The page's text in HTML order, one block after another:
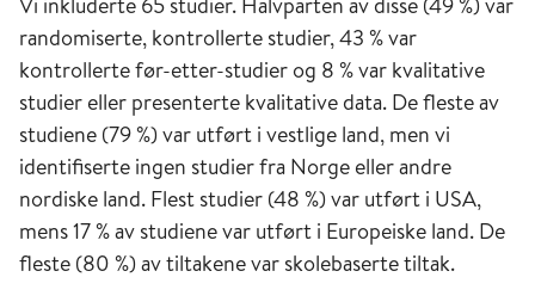
randomiserte, kontrollerte studier, 43 % var
kontrollerte før-etter-studier og 8 % var kvalitative
studier eller presenterte kvalitative data. De fleste av
studiene (79 %) var utført i vestlige land, men vi
identifiserte ingen studier fra Norge eller andre
nordiske land. Flest studier (48 %) var utført i USA,
mens 17 % av studiene var utført i Europeiske land. De
fleste (80 %) av tiltakene var skolebaserte tiltak.